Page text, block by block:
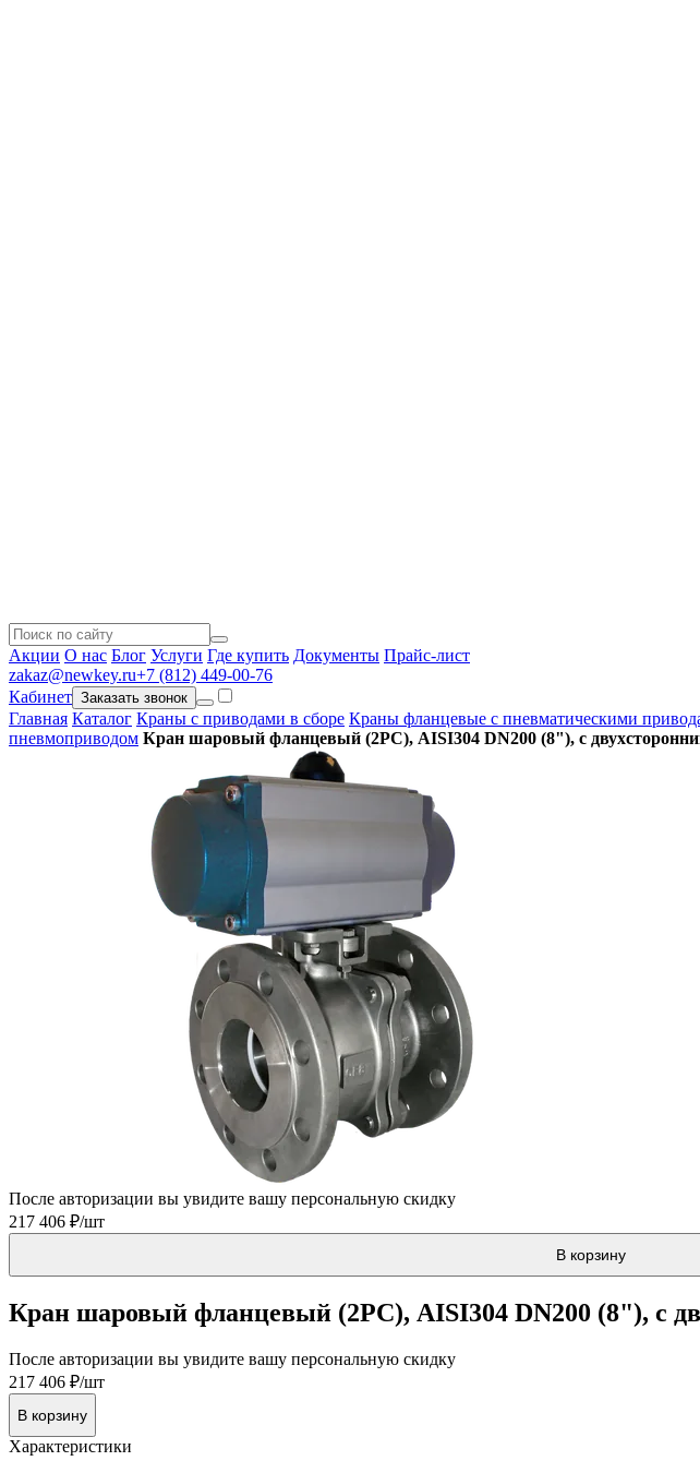
Акции О нас Блог Услуги Где купить Документы Прайс-лист
zakaz@newkey.ru+7 (812) 449-00-76
Кабинет Заказать звонок
Главная Каталог Краны с приводами в сборе Краны фланцевые с пневматическими
пневмоприводом Кран шаровый фланцевый (2PC), AISI304 DN200 (8"), с
После авторизации вы увидите вашу персональную скидку
217 406 ₽/шт
В корзину
Кран шаровый фланцевый (2PC), AISI304 DN200 (8"), с
После авторизации вы увидите вашу персональную скидку
217 406 ₽/шт
В корзину
Характеристики